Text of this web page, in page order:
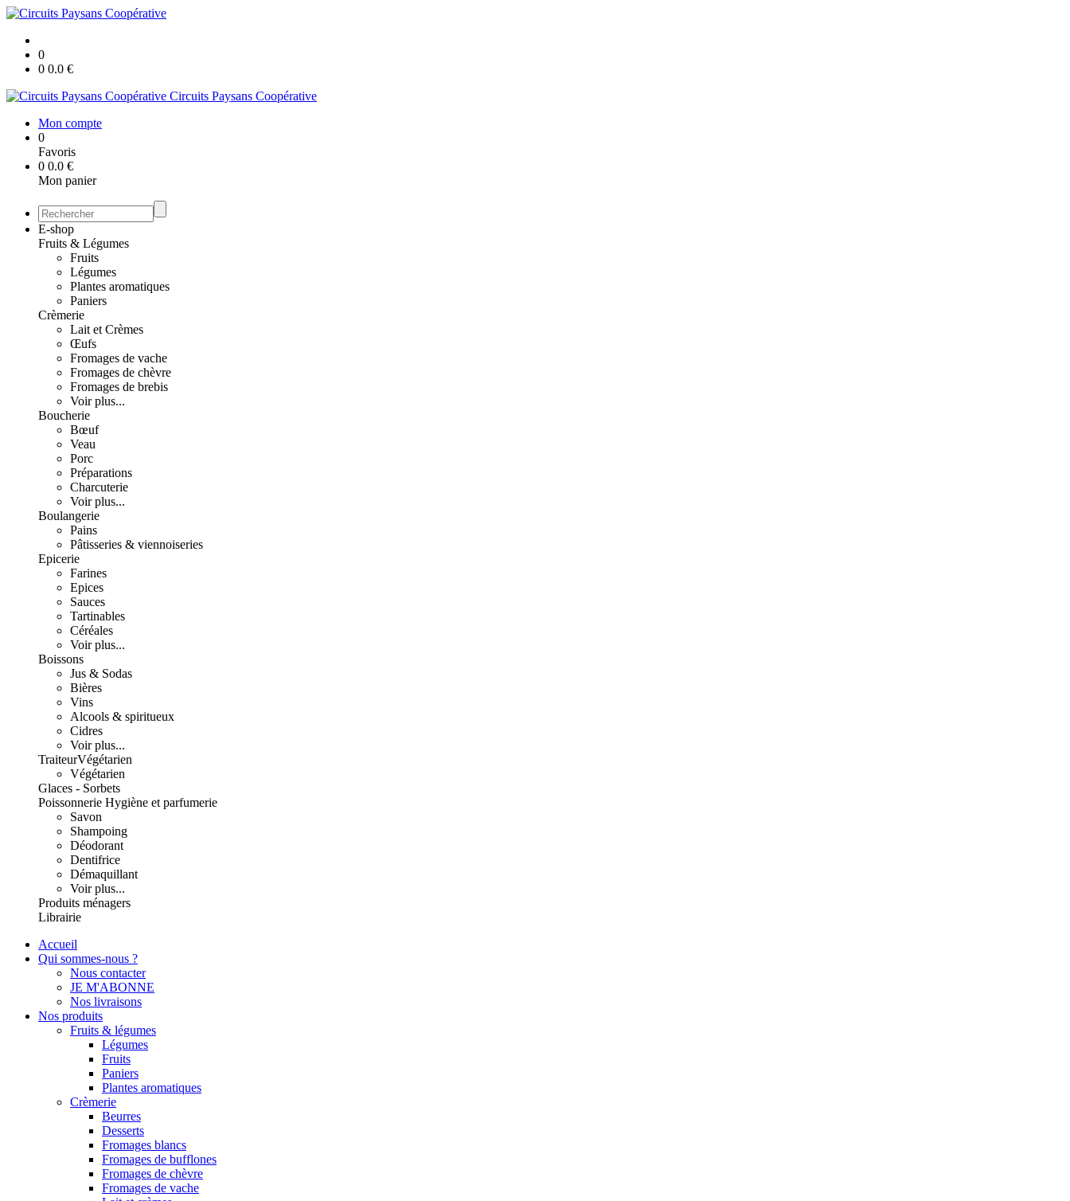
0
0 0.0 €
Circuits Paysans Coopérative
Mon compte
0
Favoris
0 0.0 €
Mon panier
E-shop
Fruits & Légumes
Fruits
Légumes
Plantes aromatiques
Paniers
Crèmerie
Lait et Crèmes
Œufs
Fromages de vache
Fromages de chèvre
Fromages de brebis
Voir plus...
Boucherie
Bœuf
Veau
Porc
Préparations
Charcuterie
Voir plus...
Boulangerie
Pains
Pâtisseries & viennoiseries
Epicerie
Farines
Epices
Sauces
Tartinables
Céréales
Voir plus...
Boissons
Jus & Sodas
Bières
Vins
Alcools & spiritueux
Cidres
Voir plus...
TraiteurVégétarien
Végétarien
Glaces - Sorbets
Poissonnerie Hygiène et parfumerie
Savon
Shampoing
Déodorant
Dentifrice
Démaquillant
Voir plus...
Produits ménagers
Librairie
Accueil
Qui sommes-nous ?
Nous contacter
JE M'ABONNE
Nos livraisons
Nos produits
Fruits & légumes
Légumes
Fruits
Paniers
Plantes aromatiques
Crèmerie
Beurres
Desserts
Fromages blancs
Fromages de bufflones
Fromages de chèvre
Fromages de vache